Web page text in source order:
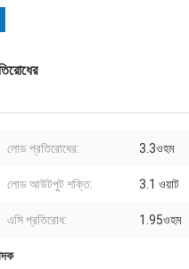
লোড প্রতিরোধের: 3.3ওহম
লোড আউটপুট শক্তি: 3.1 ওয়াট
এসি প্রতিরোধ: 1.95ওহম